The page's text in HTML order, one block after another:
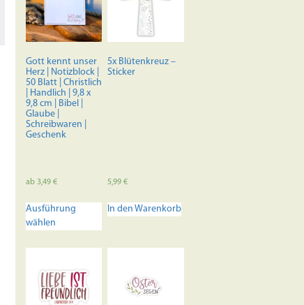
Optionen
können
auf
der
Produktseite
gewählt
Gott kennt unser
Herz | Notizblock |
50 Blatt | Christlich
| Handlich | 9,8 x
9,8 cm | Bibel |
Glaube |
Schreibwaren |
Geschenk
ab 3,49 €
Ausführung
wählen
Produkt
Optionen
5x Blütenkreuz –
Sticker
5,99€
In den Warenkorb